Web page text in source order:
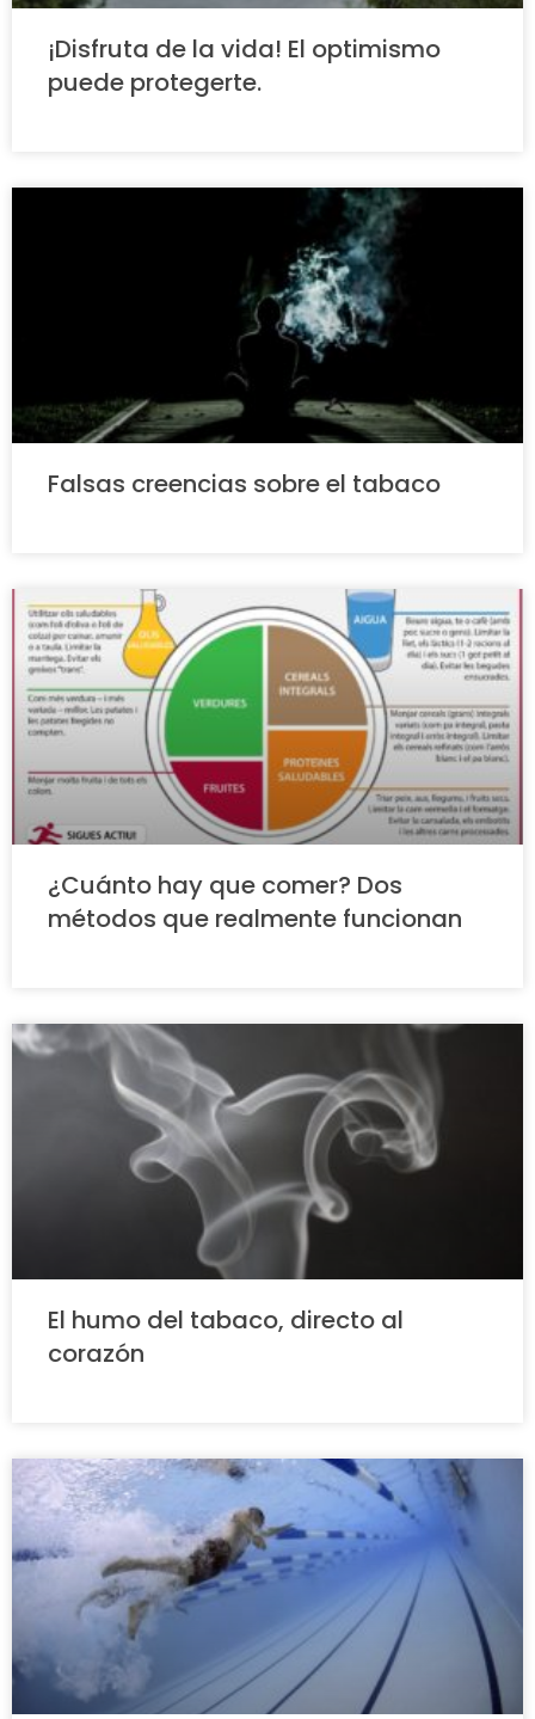
¡Disfruta de la vida! El optimismo
puede protegerte.
Falsas creencias sobre el tabaco
¿Cuánto hay que comer? Dos
métodos que realmente funcionan
El humo del tabaco, directo al
corazón